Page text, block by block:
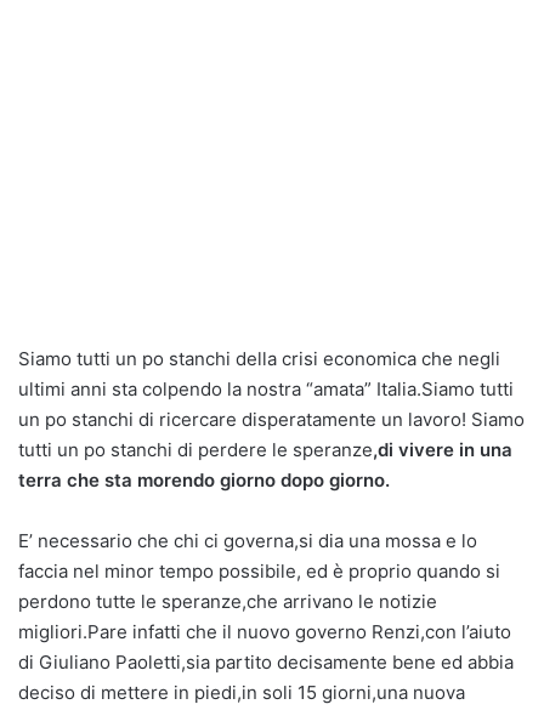
Siamo tutti un po stanchi della crisi economica che negli
ultimi anni sta colpendo la nostra “amata” Italia.Siamo tutti
un po stanchi di ricercare disperatamente un lavoro! Siamo
tutti un po stanchi di perdere le speranze,di vivere in una
terra che sta morendo giorno dopo giorno.
E’ necessario che chi ci governa,si dia una mossa e lo
faccia nel minor tempo possibile, ed è proprio quando si
perdono tutte le speranze,che arrivano le notizie
migliori.Pare infatti che il nuovo governo Renzi,con l’aiuto
di Giuliano Paoletti,sia partito decisamente bene ed abbia
deciso di mettere in piedi,in soli 15 giorni,una nuova